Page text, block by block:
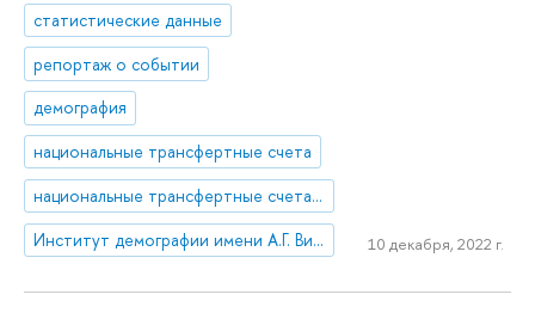
статистические данные
репортаж о событии
демография
национальные трансфертные счета
национальные трансфертные счета (НТС)
Институт демографии имени А.Г. Вишневского
10 декабря, 2022 г.